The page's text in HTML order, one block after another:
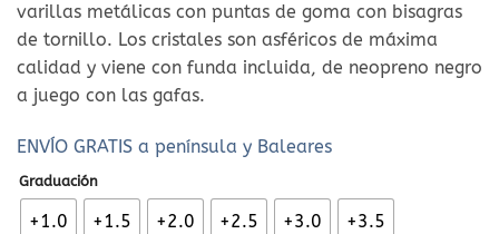
varillas metálicas con puntas de goma con bisagras
de tornillo. Los cristales son asféricos de máxima
calidad y viene con funda incluida, de neopreno negro
a juego con las gafas.
ENVÍO GRATIS a península y Baleares
Graduación
+1.0 +1.5 +2.0 +2.5 +3.0 +3.5